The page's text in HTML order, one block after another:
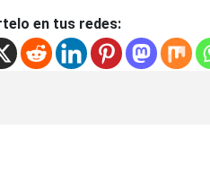
en tus redes: